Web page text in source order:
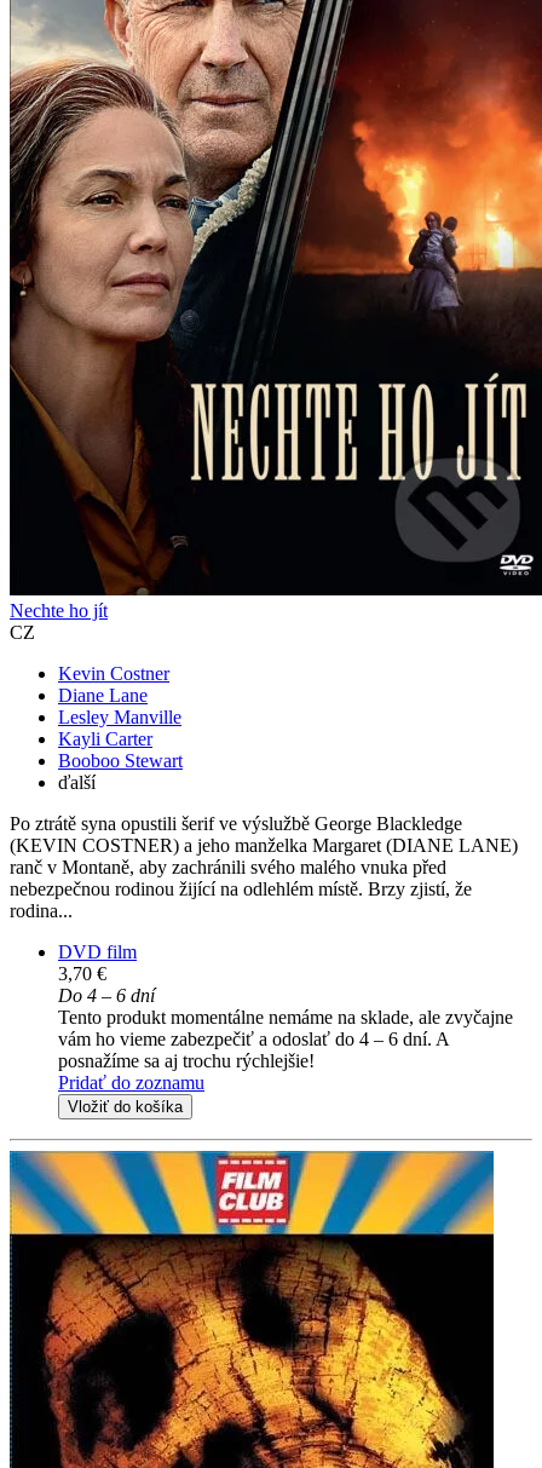
Nechte ho jít
CZ
Kevin Costner
Diane Lane
Lesley Manville
Kayli Carter
Booboo Stewart
ďalší
Po ztrátě syna opustili šerif ve výslužbě George Blackledge
(KEVIN COSTNER) a jeho manželka Margaret (DIANE LANE)
ranč v Montaně, aby zachránili svého malého vnuka před
nebezpečnou rodinou žijící na odlehlém místě. Brzy zjistí, že
rodina...
DVD film
3,70 €
Do 4 – 6 dní
Tento produkt momentálne nemáme na sklade, ale zvyčajne
vám ho vieme zabezpečiť a odoslať do 4 – 6 dní. A
posnažíme sa aj trochu rýchlejšie!
Pridať do zoznamu
Vložiť do košíka